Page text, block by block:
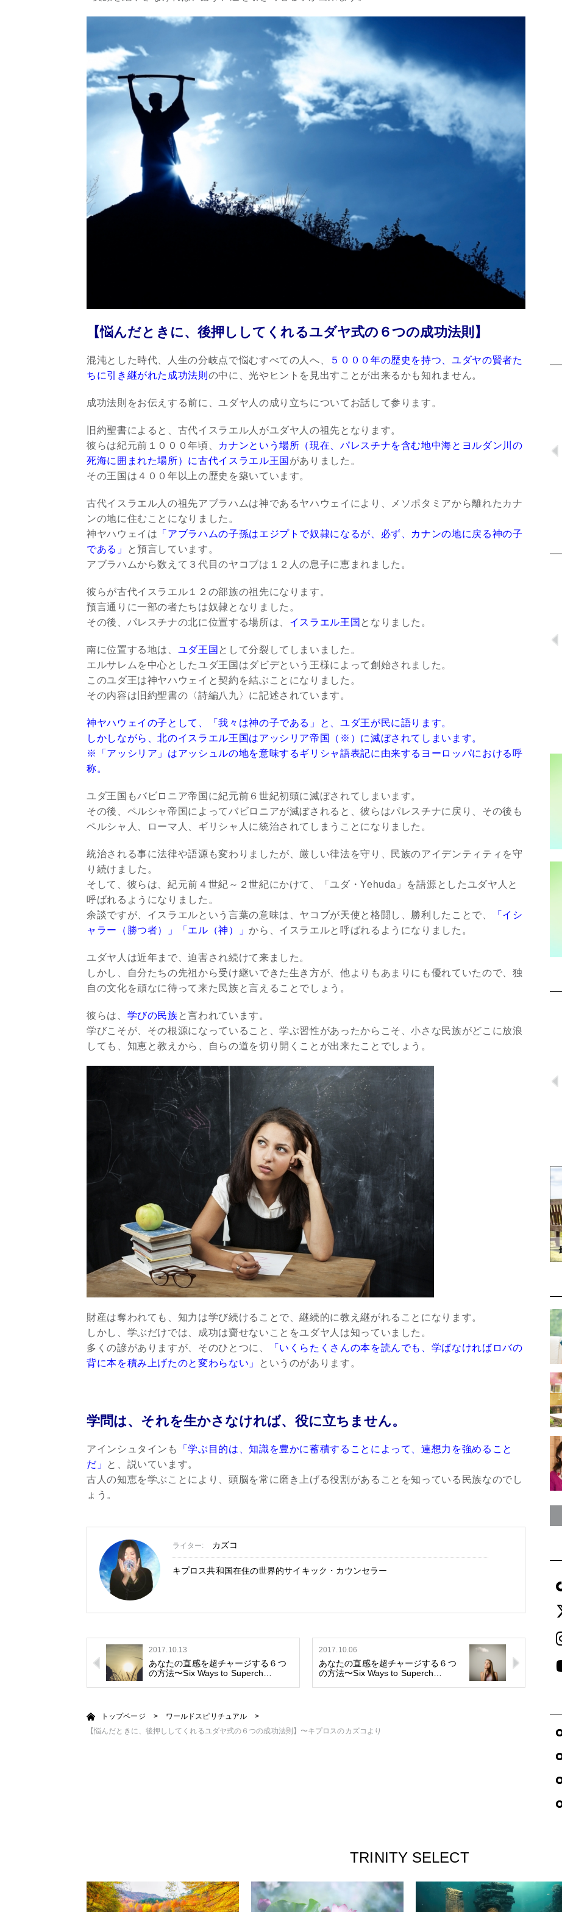
【悩んだときに、後押ししてくれるユダヤ式の６つの成功法則】
混沌とした時代、人生の分岐点で悩むすべての人へ、
５０００年の歴史を持つ、ユダヤの賢者た
ちに引き継がれた成功法則 の中に、光やヒントを見出すことが出来るかも知れません。
成功法則をお伝えする前に、ユダヤ人の成り立ちについてお話して参ります。
旧約聖書によると、古代イスラエル人がユダヤ人の祖先となります。
彼らは紀元前１０００年頃、 カナンという場所（現在、パレスチナを含む地中海とヨルダン川の
死海に囲まれた場所）に古代イスラエル王国 がありました。
その王国は４００年以上の歴史を築いています。
古代イスラエル人の祖先アブラハムは神であるヤハウェイにより、メソポタミアから離れたカナ
ンの地に住むことになりました。
神ヤハウェイは 「アブラハムの子孫はエジプトで奴隷になるが、必ず、カナンの地に戻る神の子
である」
と預言しています。
アブラハムから数えて３代目のヤコブは１２人の息子に恵まれました。
彼らが古代イスラエル１２の部族の祖先になります。
預言通りに一部の者たちは奴隷となりました。
その後、パレスチナの北に位置する場所は、 イスラエル王国 となりました。
南に位置する地は、 ユダ王国 として分裂してしまいました。
エルサレムを中心としたユダ王国はダビデという王様によって創始されました。
このユダ王は神ヤハウェイと契約を結ぶことになりました。
その内容は旧約聖書の〈詩編八九〉に記述されています。
神ヤハウェイの子として、「我々は神の子である」と、ユダ王が民に語ります。
しかしながら、北のイスラエル王国はアッシリア帝国（※）に滅ぼされてしまいます。
※「アッシリア」はアッシュルの地を意味するギリシャ語表記に由来するヨーロッパにおける呼
称。
ユダ王国もバビロニア帝国に紀元前６世紀初頭に滅ぼされてしまいます。
その後、ペルシャ帝国によってバビロニアが滅ぼされると、彼らはパレスチナに戻り、その後も
ペルシャ人、ローマ人、ギリシャ人に統治されてしまうことになりました。
統治される事に法律や語源も変わりましたが、厳しい律法を守り、民族のアイデンティティを守
り続けました。
そして、彼らは、紀元前４世紀～２世紀にかけて、「ユダ・Yehuda」を語源としたユダヤ人と
呼ばれるようになりました。
余談ですが、イスラエルという言葉の意味は、ヤコブが天使と格闘し、勝利したことで、
「イシ
ャラー（勝つ者）」「エル（神）」から、イスラエルと呼ばれるようになりました。
ユダヤ人は近年まで、迫害され続けて来ました。
しかし、自分たちの先祖から受け継いできた生き方が、他よりもあまりにも優れていたので、独
自の文化を頑なに待って来た民族と言えることでしょう。
彼らは、 学びの民族と言われています。
学びこそが、その根源になっていること、学ぶ習性があったからこそ、小さな民族がどこに放浪
しても、知恵と教えから、自らの道を切り開くことが出来たことでしょう。
財産は奪われても、知力は学び続けることで、継続的に教え継がれることになります。
しかし、学ぶだけでは、成功は齎せないことをユダヤ人は知っていました。
多くの諺がありますが、そのひとつに、
「いくらたくさんの本を読んでも、学ばなければロバの
背に本を積み上げたのと変わらない」
というのがあります。
学問は、それを生かさなければ、役に立ちません。
アインシュタインも
「学ぶ目的は、知識を豊かに蓄積することによって、連想力を強めること
だ」
と、説いています。
古人の知恵を学ぶことにより、頭脳を常に磨き上げる役割があることを知っている民族なのでし
ょう。
ライター: カズコ
キプロス共和国在住の世界的サイキック・カウンセラー
2017.10.13
あなたの直感を超チャージする６つ
の方法〜Six Ways to Superch…
2017.10.06
あなたの直感を超チャージする６つ
の方法〜Six Ways to Superch…
トップページ > ワールドスピリチュアル
>
【悩んだときに、後押ししてくれるユダヤ式の６つの成功法則】〜キプロスのカズコより
究極的な覚醒に向かって
8/29.30並木良和スピリチュ
Shop
TRINITY SELECT